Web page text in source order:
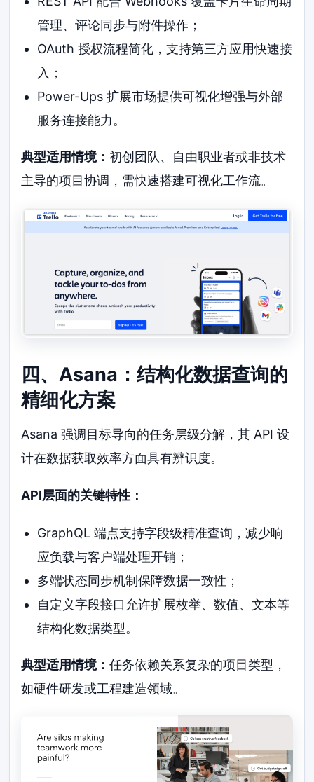
管理、评论同步与附件操作；
OAuth 授权流程简化，支持第三方应用快速接
入；
Power-Ups 扩展市场提供可视化增强与外部
服务连接能力。
典型适用情境：初创团队、自由职业者或非技术
主导的项目协调，需快速搭建可视化工作流。
四、Asana：结构化数据查询的
精细化方案
Asana 强调目标导向的任务层级分解，其 API 设
计在数据获取效率方面具有辨识度。
API层面的关键特性：
GraphQL 端点支持字段级精准查询，减少响
应负载与客户端处理开销；
多端状态同步机制保障数据一致性；
自定义字段接口允许扩展枚举、数值、文本等
结构化数据类型。
典型适用情境：任务依赖关系复杂的项目类型，
如硬件研发或工程建造领域。